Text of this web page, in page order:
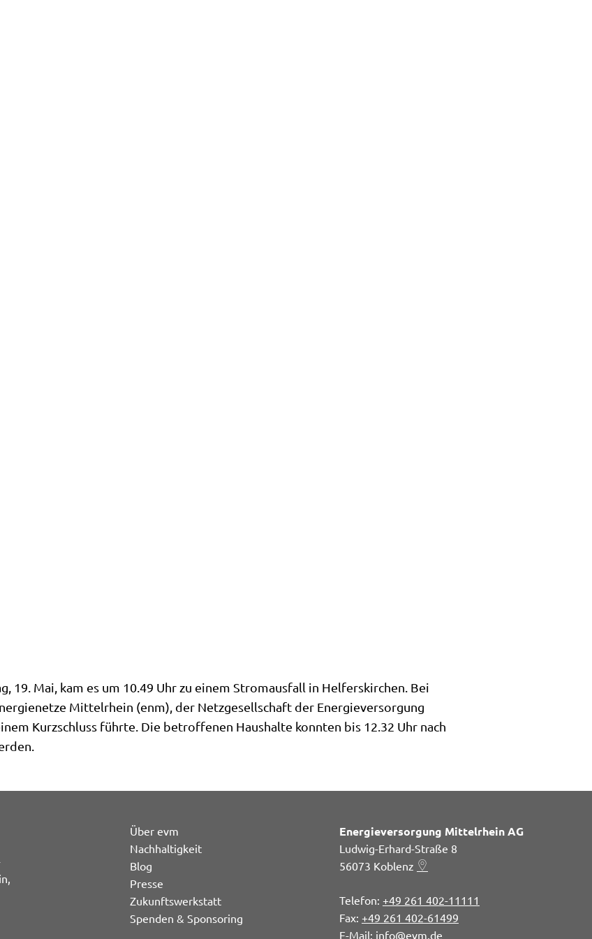
19. Mai, kam es um 10.49 Uhr zu einem Stromausfall in Helferskirchen. Bei
Mittelrhein (enm), der Netzgesellschaft der Energieversorgung
Kurzschluss führte. Die betroffenen Haushalte konnten bis 12.32 Uhr nach
Über evm
Nachhaltigkeit
Blog
Presse
Zukunftswerkstatt
Spenden & Sponsoring
Energieversorgung Mittelrhein AG
Ludwig-Erhard-Straße 8
56073 Koblenz
+49 261 402-11111
+49 261 402-61499
info@evm.de